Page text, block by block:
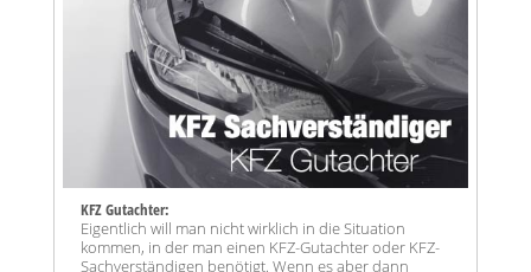
KFZ Gutachter:
Eigentlich will man nicht wirklich in die Situation
kommen, in der man einen KFZ-Gutachter oder KFZ-
Sachverständigen benötigt. Wenn es aber dann